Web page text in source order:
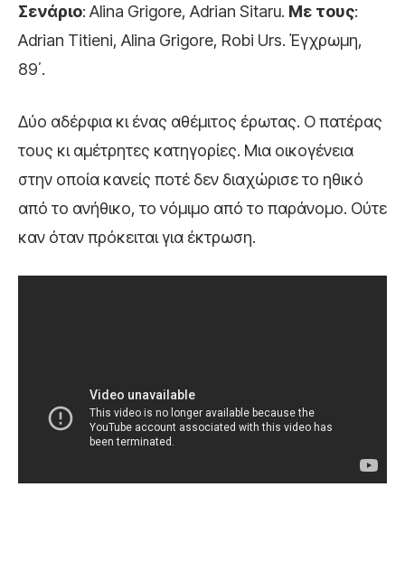
Σενάριο: Alina Grigore, Adrian Sitaru. Με τους:
Adrian Titieni, Alina Grigore, Robi Urs. Έγχρωμη,
89΄.
Δύο αδέρφια κι ένας αθέμιτος έρωτας. Ο πατέρας
τους κι αμέτρητες κατηγορίες. Μια οικογένεια
στην οποία κανείς ποτέ δεν διαχώρισε το ηθικό
από το ανήθικο, το νόμιμο από το παράνομο. Ούτε
καν όταν πρόκειται για έκτρωση.